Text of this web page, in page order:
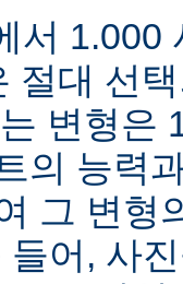
서 1.000
절대 선
변형은
의 능력
그 변형
들어, 사